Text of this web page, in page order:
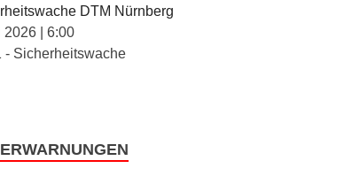
DTM Nürnberg
2026 |6:00
- Sicherheitswache